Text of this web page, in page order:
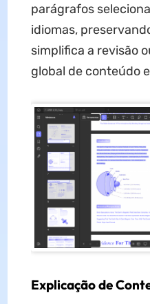
parágrafos
idiomas,
simplifica a revisão
global de conteúdo
Explicação de